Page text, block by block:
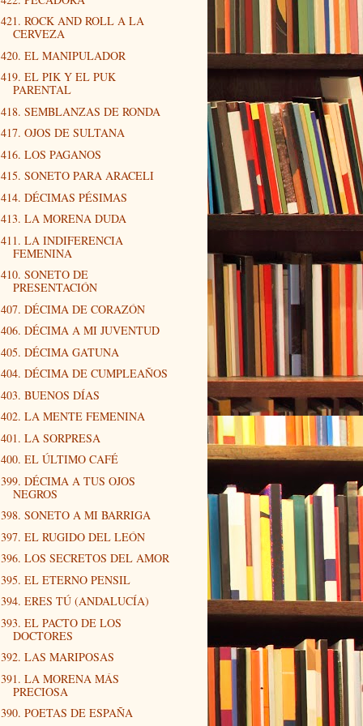
421. ROCK AND ROLL A LA
CERVEZA
420. EL MANIPULADOR
419. EL PIK Y EL PUK
PARENTAL
418. SEMBLANZAS DE RONDA
417. OJOS DE SULTANA
416. LOS PAGANOS
415. SONETO PARA ARACELI
414. DÉCIMAS PÉSIMAS
413. LA MORENA DUDA
411. LA INDIFERENCIA
FEMENINA
410. SONETO DE
PRESENTACIÓN
407. DÉCIMA DE CORAZÓN
406. DÉCIMA A MI JUVENTUD
405. DÉCIMA GATUNA
404. DÉCIMA DE CUMPLEAÑOS
403. BUENOS DÍAS
402. LA MENTE FEMENINA
401. LA SORPRESA
400. EL ÚLTIMO CAFÉ
399. DÉCIMA A TUS OJOS
NEGROS
398. SONETO A MI BARRIGA
397. EL RUGIDO DEL LEÓN
396. LOS SECRETOS DEL AMOR
395. EL ETERNO PENSIL
394. ERES TÚ (ANDALUCÍA)
393. EL PACTO DE LOS
DOCTORES
392. LAS MARIPOSAS
391. LA MORENA MÁS
PRECIOSA
390. POETAS DE ESPAÑA